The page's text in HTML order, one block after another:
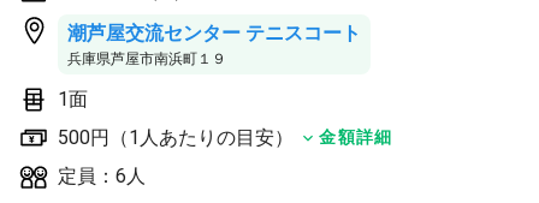
潮芦屋交流センター テニスコート
兵庫県芦屋市南浜町１９
1面
500円（1人あたりの目安）
金額詳細
定員：6人